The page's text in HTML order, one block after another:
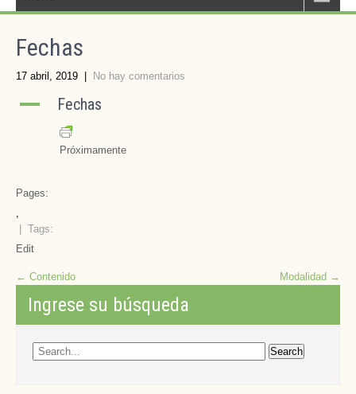
Fechas
17 abril, 2019 No hay comentarios
A Fechas
Próximamente
Pages:
,
| Tags:
Edit
Post
navigation
← Contenido Modalidad →
Ingrese su búsqueda